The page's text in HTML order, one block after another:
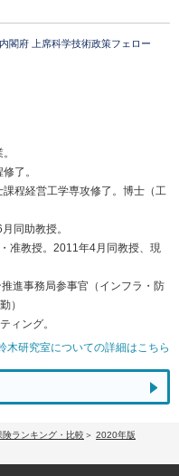
閣府 上席科学技術政策フェロー
了。
程経営工学専攻修了。博士（工
同助教授。
准教授。2011年4月同教授、現
進事務局参事官（インフラ・防
）
ィング。
木研究室についての詳細はこちら
ランキング・比較
2020年版